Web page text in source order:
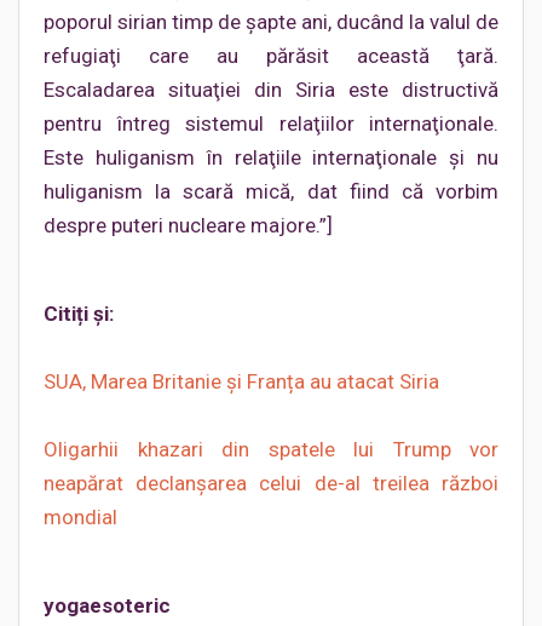
poporul sirian timp de şapte ani, ducând la valul de
refugiaţi care au părăsit această ţară.
Escaladarea situaţiei din Siria este distructivă
pentru întreg sistemul relaţiilor internaţionale.
Este huliganism în relaţiile internaţionale şi nu
huliganism la scară mică, dat fiind că vorbim
despre puteri nucleare majore.”]
Citiți și:
SUA, Marea Britanie și Franța au atacat Siria
Oligarhii khazari din spatele lui Trump vor
neapărat declanșarea celui de-al treilea război
mondial
yogaesoteric